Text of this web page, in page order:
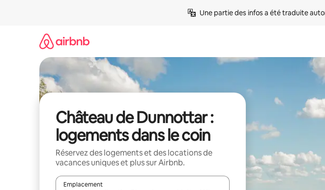
Une partie des infos a été traduite
Château de Dunnottar :
logements dans le coin
Réservez des logements et des locations de
vacances uniques et plus sur Airbnb.
Emplacement